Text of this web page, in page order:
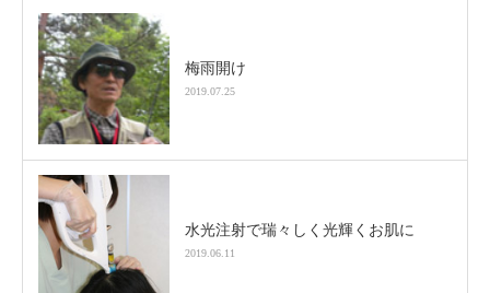
梅雨開け
2019.07.25
水光注射で瑞々しく光輝くお肌に
2019.06.11